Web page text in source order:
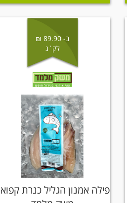
ב- 89.90 ₪
לק`ג
פילה אמנון הגליל כנרת